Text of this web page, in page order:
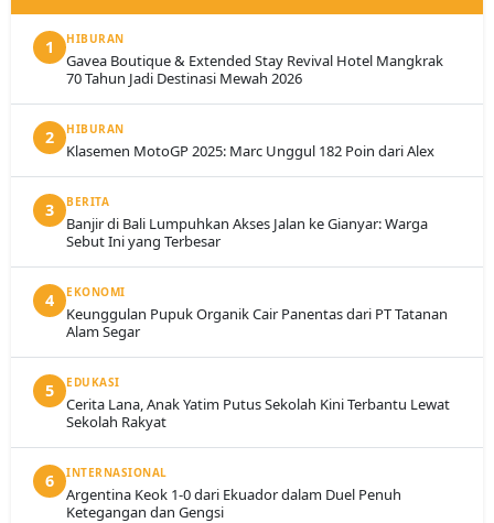
1 HIBURAN
Gavea Boutique & Extended Stay Revival Hotel Mangkrak
70 Tahun Jadi Destinasi Mewah 2026
2 HIBURAN
Klasemen MotoGP 2025: Marc Unggul 182 Poin dari Alex
3 BERITA
Banjir di Bali Lumpuhkan Akses Jalan ke Gianyar: Warga
Sebut Ini yang Terbesar
4 EKONOMI
Keunggulan Pupuk Organik Cair Panentas dari PT Tatanan
Alam Segar
5 EDUKASI
Cerita Lana, Anak Yatim Putus Sekolah Kini Terbantu Lewat
Sekolah Rakyat
6 INTERNASIONAL
Argentina Keok 1-0 dari Ekuador dalam Duel Penuh
Ketegangan dan Gengsi